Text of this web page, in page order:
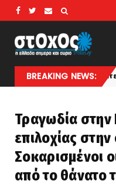
BREAKING NEWS:
Ετοιμαστείτε! Αυτά που
Τραγωδία
επιλοχίας στην
Σοκαρισμένοι
από το θάνατο